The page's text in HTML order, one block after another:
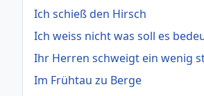
Ich schieß den Hirsch
Ich weiss nicht was soll es
Ihr Herren schweigt ein wenig
Im Frühtau zu Berge